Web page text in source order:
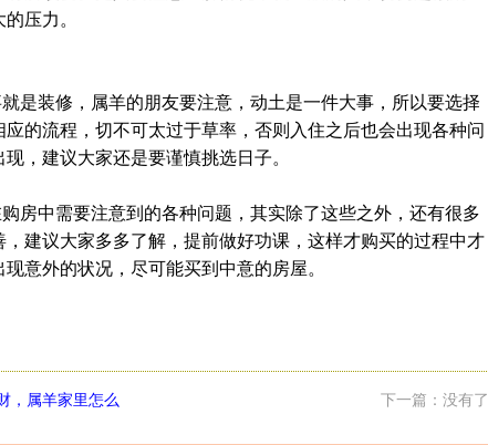
压力。
装修，属羊的朋友要注意，动土是一件大事，所以要选择
的流程，切不可太过于草率，否则入住之后也会出现各种问
，建议大家还是要谨慎挑选日子。
中需要注意到的各种问题，其实除了这些之外，还有很多
建议大家多多了解，提前做好功课，这样才购买的过程中才
意外的状况，尽可能买到中意的房屋。
，属羊家里怎么 下一篇：没有了